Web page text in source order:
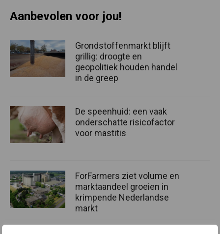
Aanbevolen voor jou!
Grondstoffenmarkt blijft
grillig: droogte en
geopolitiek houden handel
in de greep
De speenhuid: een vaak
onderschatte risicofactor
voor mastitis
ForFarmers ziet volume en
marktaandeel groeien in
krimpende Nederlandse
markt